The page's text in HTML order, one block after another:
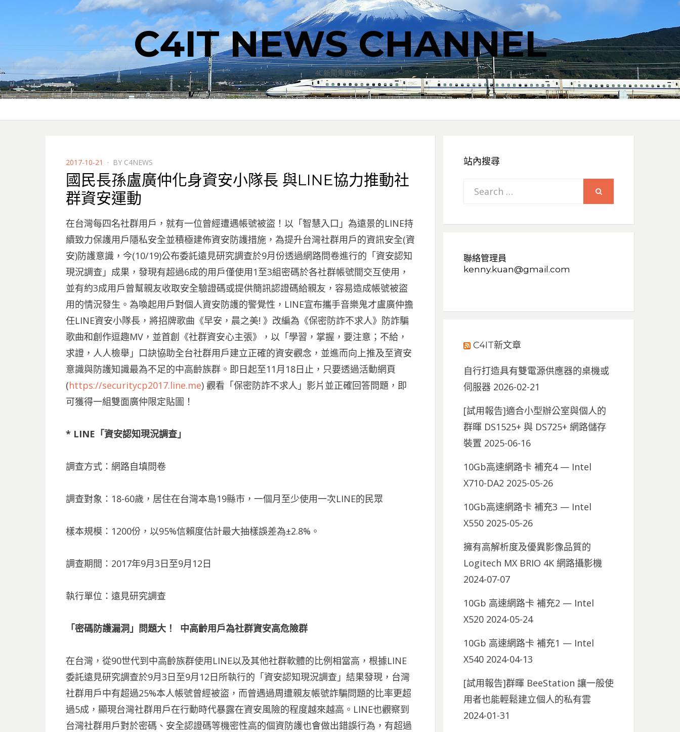
C4IT NEWS CHANNEL
4C新聞集散中心
POSTED
ON
2017-10-21 BY C4NEWS
國民長孫盧廣仲化身資安小隊長 與LINE協力推動社
群資安運動
在台灣每四名社群用戶，就有一位曾經遭遇帳號被盜！以「智慧入口」為遠景的LINE持
續致力保護用戶隱私安全並積極建佈資安防護措施，為提升台灣社群用戶的資訊安全(資
安)防護意識，今(10/19)公布委託遠見研究調查於9月份透過網路問卷進行的「資安認知
現況調查」成果， 發現有超過6成的用戶僅使用1至3組密碼於各社群帳號間交互使用，
並有約3成用戶曾幫親友收取安全驗證碼或提供簡訊認證碼給親友，容易造成帳號被盜
用的情況發生。為喚起用戶對個人資安防護的警覺性，LINE宣布攜手音樂鬼才盧廣仲擔
任LINE資安小隊長，將招牌歌曲《早安，晨之美! 》改編為《保密防詐不求人》防詐騙
歌曲和創作逗趣MV，並首創《社群資安心主張》，以「學習，掌握，要注意；不給，
求證，人人檢舉」口訣協助全台社群用戶建立正確的資安觀念，並進而向上推及至資安
意識與防護知識最為不足的中高齡族群。即日起至11月18日止，只要透過活動網頁
(https://securitycp2017.line.me) 觀看「保密防詐不求人」影片並正確回答問題，即
可獲得一組雙面廣仲限定貼圖！
* LINE「資安認知現況調查」
調查方式：網路自填問卷
調查對象：18-60歲，居住在台灣本島19縣市，一個月至少使用一次LINE的民眾
樣本規模：1200份，以95%信賴度估計最大抽樣誤差為±2.8%。
調查期間：2017年9月3日至9月12日
執行單位：遠見研究調查
「密碼防護漏洞」問題大！ 中高齡用戶為社群資安高危險群
在台灣，從90世代到中高齡族群使用LINE以及其他社群軟體的比例相當高，根據LINE
委託遠見研究調查於9月3日至9月12日所執行的「資安認知現況調查」結果發現，台灣
社群用戶中有超過25%本人帳號曾經被盜，而曾遇過周遭親友帳號詐騙問題的比率更超
過5成，顯現台灣社群用戶在行動時代暴露在資安風險的程度越來越高。LINE也觀察到
台灣社群用戶對於密碼、安全認證碼等機密性高的個資防護也會做出錯誤行為，有超過
站內搜尋
Search
聯絡管理員
kenny.kuan@gmail.com
C4IT新文章
自行打造具有雙電源供應器的桌機或
伺服器 2026-02-21
[試用報告]適合小型辦公室與個人的
群暉 DS1525+ 與 DS725+ 網路儲存
裝置 2025-06-16
10Gb高速網路卡 補充4 — Intel
X710-DA2 2025-05-26
10Gb高速網路卡 補充3 — Intel
X550 2025-05-26
擁有高解析度及優異影像品質的
Logitech MX BRIO 4K 網路攝影機
2024-07-07
10Gb 高速網路卡 補充2 — Intel
X520 2024-05-24
10Gb 高速網路卡 補充1 — Intel
X540 2024-04-13
[試用報告]群暉 BeeStation 讓一般使
用者也能輕鬆建立個人的私有雲
2024-01-31